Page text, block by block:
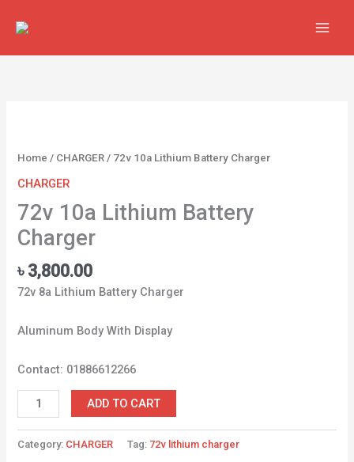
Home / CHARGER / 72v 10a Lithium Battery Charger
CHARGER
72v 10a Lithium Battery
Charger
৳ 3,800.00
72v 8a Lithium Battery Charger
Aluminum Body With Display
Contact: 01886612266
Lithium
Charger
quantity
ADD TO CART
Category: CHARGER Tag: 72v lithium charger